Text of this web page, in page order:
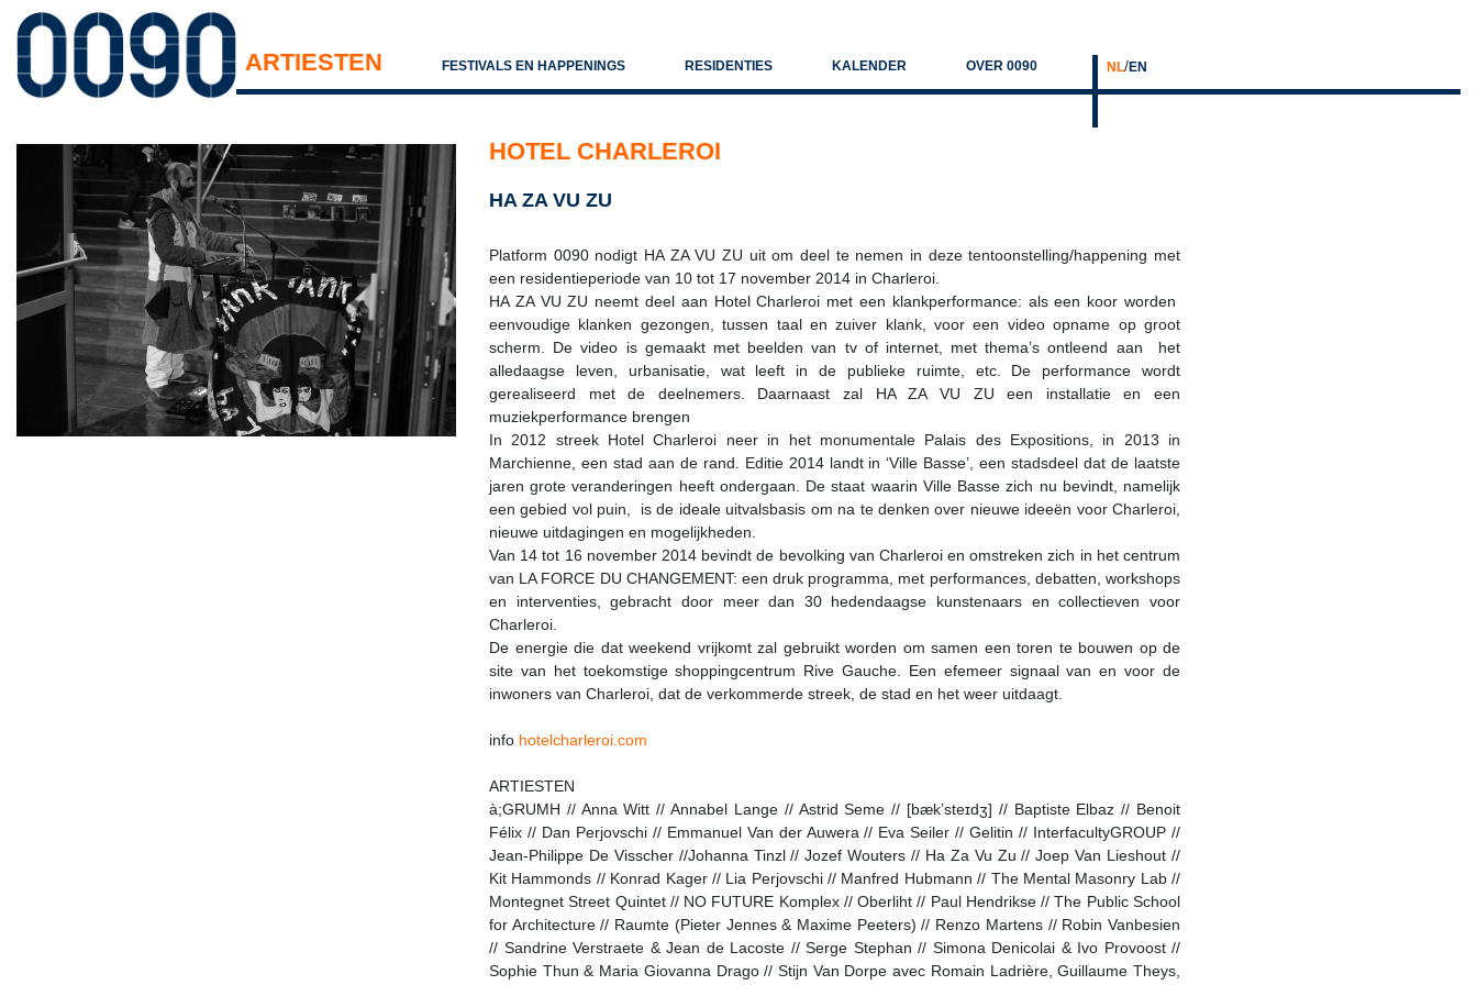
NL/EN
ARTIESTEN FESTIVALS EN HAPPENINGS RESIDENTIES KALENDER OVER 0090
HOTEL CHARLEROI
HA ZA VU ZU
Platform 0090 nodigt HA ZA VU ZU uit om deel te nemen in deze tentoonstelling/happening met
een residentieperiode van 10 tot 17 november 2014 in Charleroi.
HA ZA VU ZU neemt deel aan Hotel Charleroi met een klankperformance: als een koor worden
eenvoudige klanken gezongen, tussen taal en zuiver klank, voor een video opname op groot
scherm. De video is gemaakt met beelden van tv of internet, met thema’s ontleend aan het
alledaagse leven, urbanisatie, wat leeft in de publieke ruimte, etc. De performance wordt
gerealiseerd met de deelnemers. Daarnaast zal HA ZA VU ZU een installatie en een
muziekperformance brengen
In 2012 streek Hotel Charleroi neer in het monumentale Palais des Expositions, in 2013 in
Marchienne, een stad aan de rand. Editie 2014 landt in ‘Ville Basse’, een stadsdeel dat de laatste
jaren grote veranderingen heeft ondergaan. De staat waarin Ville Basse zich nu bevindt, namelijk
een gebied vol puin, is de ideale uitvalsbasis om na te denken over nieuwe ideeën voor Charleroi,
nieuwe uitdagingen en mogelijkheden.
Van 14 tot 16 november 2014 bevindt de bevolking van Charleroi en omstreken zich in het centrum
van LA FORCE DU CHANGEMENT: een druk programma, met performances, debatten, workshops
en interventies, gebracht door meer dan 30 hedendaagse kunstenaars en collectieven voor
Charleroi.
De energie die dat weekend vrijkomt zal gebruikt worden om samen een toren te bouwen op de
site van het toekomstige shoppingcentrum Rive Gauche. Een efemeer signaal van en voor de
inwoners van Charleroi, dat de verkommerde streek, de stad en het weer uitdaagt.
info hotelcharleroi.com
ARTIESTEN
à;GRUMH // Anna Witt // Annabel Lange // Astrid Seme // [bæk’steɪdʒ] // Baptiste Elbaz // Benoit
Félix // Dan Perjovschi // Emmanuel Van der Auwera // Eva Seiler // Gelitin // InterfacultyGROUP //
Jean-Philippe De Visscher //Johanna Tinzl // Jozef Wouters // Ha Za Vu Zu // Joep Van Lieshout //
Kit Hammonds // Konrad Kager // Lia Perjovschi // Manfred Hubmann // The Mental Masonry Lab //
Montegnet Street Quintet // NO FUTURE Komplex // Oberliht // Paul Hendrikse // The Public School
for Architecture // Raumte (Pieter Jennes & Maxime Peeters) // Renzo Martens // Robin Vanbesien
// Sandrine Verstraete & Jean de Lacoste // Serge Stephan // Simona Denicolai & Ivo Provoost //
Sophie Thun & Maria Giovanna Drago // Stijn Van Dorpe avec Romain Ladrière, Guillaume Theys,